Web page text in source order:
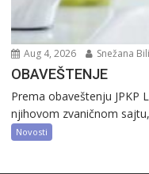
Aug 4, 2026 Snežana
OBAVEŠTENJE
Prema obaveštenju JPKP
njihovom zvaničnom
Novosti